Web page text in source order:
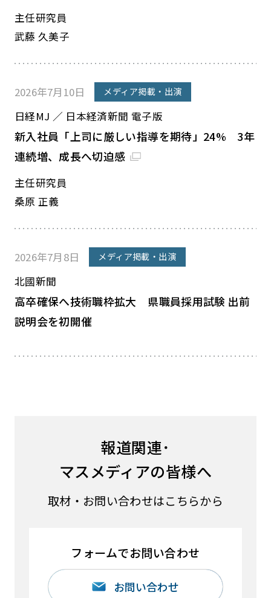
主任研究員
武藤 久美子
2026年7月10日 メディア掲載・出演
日経MJ ／ 日本経済新聞 電子版
新入社員「上司に厳しい指導を期待」24% 3年
連続増、成長へ切迫感
主任研究員
桑原 正義
2026年7月8日 メディア掲載・出演
北國新聞
高卒確保へ技術職枠拡大 県職員採用試験 出前
説明会を初開催
報道関連･
マスメディアの皆様へ
取材・お問い合わせはこちらから
フォームでお問い合わせ
お問い合わせ